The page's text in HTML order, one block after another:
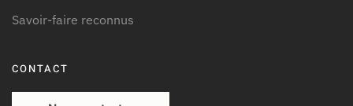
Savoir-faire reconnus
CONTACT